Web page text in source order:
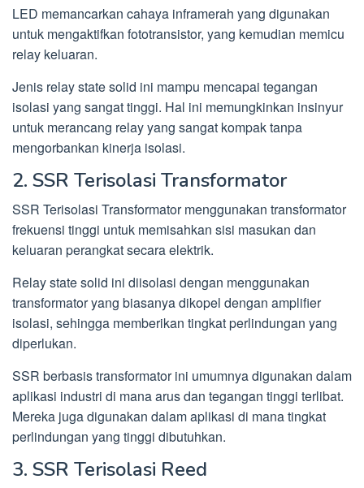
LED memancarkan cahaya inframerah yang digunakan
untuk mengaktifkan fototransistor, yang kemudian memicu
relay keluaran.
Jenis relay state solid ini mampu mencapai tegangan
isolasi yang sangat tinggi. Hal ini memungkinkan insinyur
untuk merancang relay yang sangat kompak tanpa
mengorbankan kinerja isolasi.
2. SSR Terisolasi Transformator
SSR Terisolasi Transformator menggunakan transformator
frekuensi tinggi untuk memisahkan sisi masukan dan
keluaran perangkat secara elektrik.
Relay state solid ini diisolasi dengan menggunakan
transformator yang biasanya dikopel dengan amplifier
isolasi, sehingga memberikan tingkat perlindungan yang
diperlukan.
SSR berbasis transformator ini umumnya digunakan dalam
aplikasi industri di mana arus dan tegangan tinggi terlibat.
Mereka juga digunakan dalam aplikasi di mana tingkat
perlindungan yang tinggi dibutuhkan.
3. SSR Terisolasi Reed